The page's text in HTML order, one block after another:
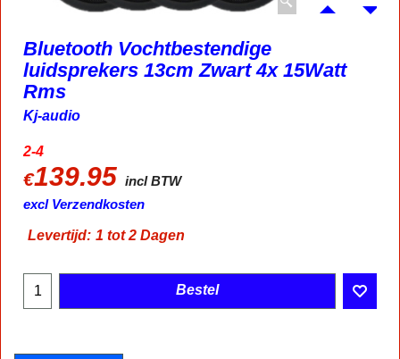
Bluetooth Vochtbestendige
luidsprekers 13cm Zwart 4x 15Watt
Rms
Kj-audio
2-4
€139.95 incl BTW
excl Verzendkosten
Levertijd: 1 tot 2 Dagen
Bestel